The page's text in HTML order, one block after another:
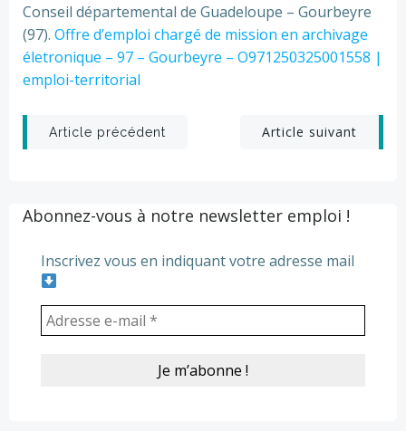
Conseil départemental de Guadeloupe – Gourbeyre
(97). Offre d’emploi chargé de mission en archivage
életronique – 97 – Gourbeyre – O971250325001558 |
emploi-territorial
Post
Article précédent
PostArticle suivant
Abonnez-vous à notre newsletter emploi !
Inscrivez vous en indiquant votre adresse mail